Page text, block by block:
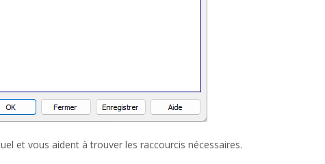
et vous aident à trouver les raccourcis nécessaires.